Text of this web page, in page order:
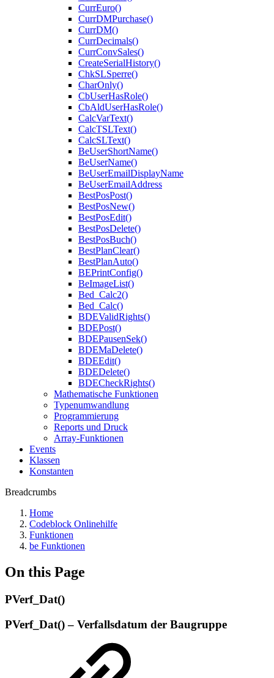
CurrEuro()
CurrDMPurchase()
CurrDM()
CurrDecimals()
CurrConvSales()
CreateSerialHistory()
ChkSLSperre()
CharOnly()
CbUserHasRole()
CbAldUserHasRole()
CalcVarText()
CalcTSLText()
CalcSLText()
BeUserShortName()
BeUserName()
BeUserEmailDisplayName
BeUserEmailAddress
BestPosPost()
BestPosNew()
BestPosEdit()
BestPosDelete()
BestPosBuch()
BestPlanClear()
BestPlanAuto()
BEPrintConfig()
BeImageList()
Bed_Calc2()
Bed_Calc()
BDEValidRights()
BDEPost()
BDEPausenSek()
BDEMaDelete()
BDEEdit()
BDEDelete()
BDECheckRights()
Mathematische Funktionen
Typenumwandlung
Programmierung
Reports und Druck
Array-Funktionen
Events
Klassen
Konstanten
Breadcrumbs
Home
Codeblock Onlinehilfe
Funktionen
be Funktionen
On this Page
PVerf_Dat()
PVerf_Dat() – Verfallsdatum der Baugruppe